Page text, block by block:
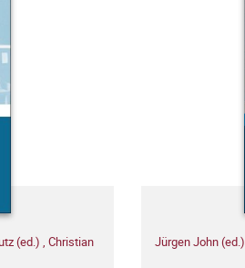
(ed.) , Christian
Jürgen John (ed.)